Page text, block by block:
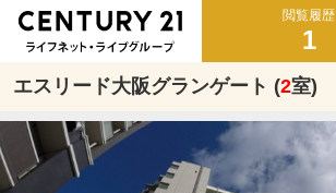
閲覧履歴
1
エスリード大阪グランゲート (2室)